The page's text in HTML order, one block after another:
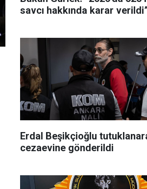
savcı hakkında karar
Erdal Beşikçioğlu
cezaevine gönderildi